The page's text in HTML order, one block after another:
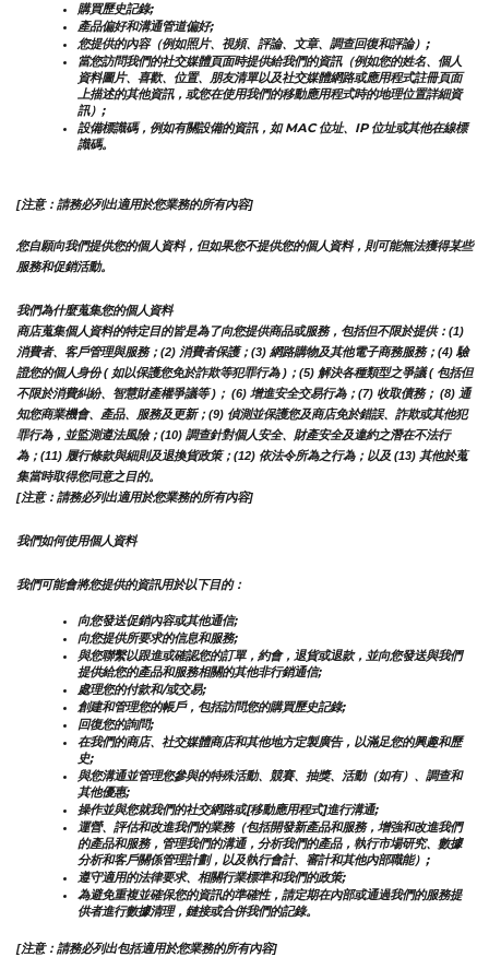
購買歷史記錄;
產品偏好和溝通管道偏好;
您提供的內容（例如照片、視頻、評論、文章、調查回復和評論）;
當您訪問我們的社交媒體頁面時提供給我們的資訊（例如您的姓名、個人
資料圖片、喜歡、位置、朋友清單以及社交媒體網路或應用程式註冊頁面
上描述的其他資訊，或您在使用我們的移動應用程式時的地理位置詳細資
訊）;
設備標識碼，例如有關設備的資訊，如 MAC 位址、IP 位址或其他在線標
識碼。
[注意：請務必列出適用於您業務的所有內容]
您自願向我們提供您的個人資料，但如果您不提供您的個人資料，則可能無法獲得某些
服務和促銷活動。
我們為什麼蒐集您的個人資料
商店蒐集個人資料的特定目的皆是為了向您提供商品或服務，包括但不限於提供：(1)
消費者、客戶管理與服務；(2) 消費者保護；(3) 網路購物及其他電子商務服務；(4) 驗
證您的個人身份 ( 如以保護您免於詐欺等犯罪行為 )；(5) 解決各種類型之爭議 ( 包括但
不限於消費糾紛、智慧財產權爭議等 )； (6) 增進安全交易行為；(7) 收取債務； (8) 通
知您商業機會、產品、服務及更新；(9) 偵測並保護您及商店免於錯誤、詐欺或其他犯
罪行為，並監測遵法風險；(10) 調查針對個人安全、財產安全及違約之潛在不法行
為；(11) 履行條款與細則及退換貨政策；(12) 依法令所為之行為；以及 (13) 其他於蒐
集當時取得您同意之目的。
[注意：請務必列出適用於您業務的所有內容]
我們如何使用個人資料
我們可能會將您提供的資訊用於以下目的：
向您發送促銷內容或其他通信;
向您提供所要求的信息和服務;
與您聯繫以跟進或確認您的訂單，約會，退貨或退款，並向您發送與我們
提供給您的產品和服務相關的其他非行銷通信;
處理您的付款和/或交易;
創建和管理您的帳戶，包括訪問您的購買歷史記錄;
回復您的詢問;
在我們的商店、社交媒體商店和其他地方定製廣告，以滿足您的興趣和歷
史;
與您溝通並管理您參與的特殊活動、競賽、抽獎、活動（如有）、調查和
其他優惠;
操作並與您就我們的社交網路或[移動應用程式]進行溝通;
運營、評估和改進我們的業務（包括開發新產品和服務，增強和改進我們
的產品和服務，管理我們的溝通，分析我們的產品，執行市場研究、數據
分析和客戶關係管理計劃，以及執行會計、審計和其他內部職能）;
遵守適用的法律要求、相關行業標準和我們的政策;
為避免重複並確保您的資訊的準確性，請定期在內部或通過我們的服務提
供者進行數據清理，鏈接或合併我們的記錄。
[注意：請務必列出包括適用於您業務的所有內容]